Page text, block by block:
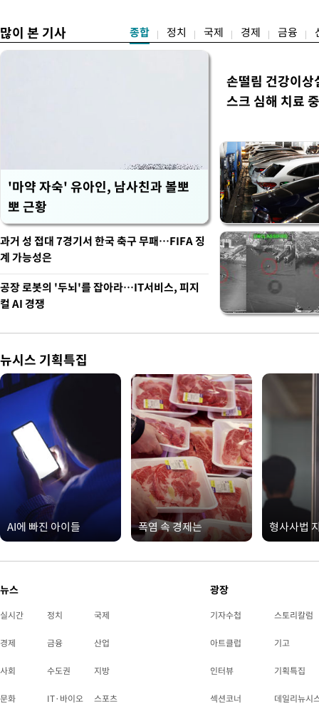
많이 본 기사 종합 정치 국제 경제 금융
'마약 자숙' 유아인, 남사친과 볼뽀
뽀 근황
손떨림 건강이
스크 심해 치료
과거 성 접대 7경기서 한국 축구 무패…FIFA 징
계 가능성은
공장 로봇의 '두뇌'를 잡아라…IT서비스, 피지
컬 AI 경쟁
뉴시스 기획특집
AI에 빠진 아이들 폭염 속 경제는 형사사법
뉴스
실시간 정치 국제
경제 금융 산업
사회 수도권 지방
문화 IT·바이오 스포츠
광장
기자수첩 스토리칼럼
아트클럽 기고
인터뷰 기획특집
섹션코너 데일리뉴시